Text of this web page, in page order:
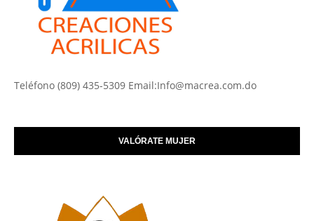
Teléfono (809) 435-5309 Email:Info@macrea.com.do
VALÓRATE MUJER